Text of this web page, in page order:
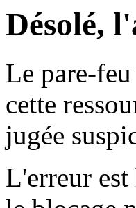
Désolé,
Le pare-
cette
jugée
L'erreur